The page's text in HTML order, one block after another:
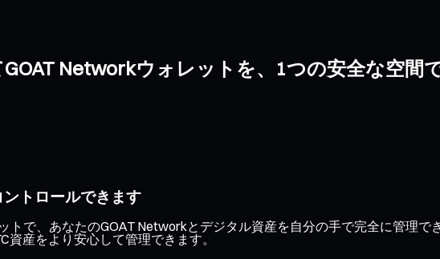
Networkウォレットを、1つの安全な空間
トロールできます
トで、あなたのGOAT Networkとデジタル資産を自分の手で完全に管理
産をより安心して管理できます。